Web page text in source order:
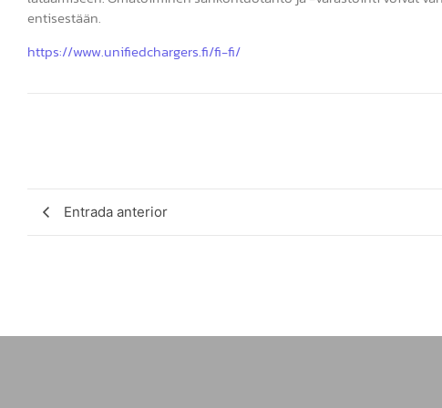
entisestään.
https://www.unifiedchargers.fi/fi-fi/
Entrada anterior